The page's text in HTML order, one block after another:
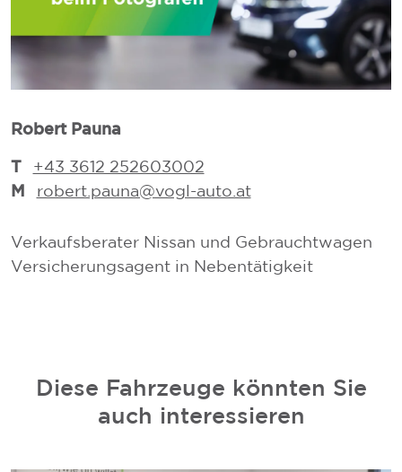
Robert Pauna
T +43 3612 252603002
M robert.pauna@vogl-auto.at
Verkaufsberater Nissan und Gebrauchtwagen
Versicherungsagent in Nebentätigkeit
Diese Fahrzeuge könnten Sie
auch interessieren